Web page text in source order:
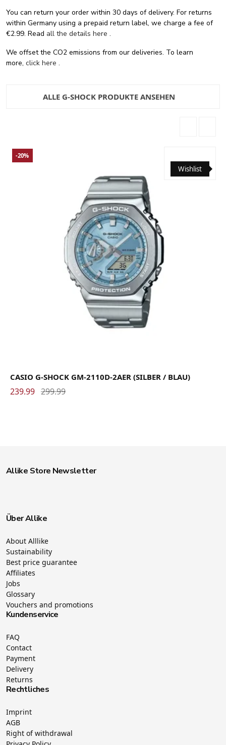
You can return your order within 30 days of delivery. For returns
within Germany using a prepaid return label, we charge a fee of
€2.99. Read all the details here .
We offset the CO2 emissions from our deliveries. To learn
more, click here .
ALLE G-SHOCK PRODUKTE ANSEHEN
Wishlist
-20%
CASIO G-SHOCK GM-2110D-2AER (SILBER / BLAU)
239.99 299.99
Allike Store Newsletter
Über Allike
About Alllike
Sustainability
Best price guarantee
Affiliates
Jobs
Glossary
Vouchers and promotions
Kundenservice
FAQ
Contact
Payment
Delivery
Returns
Rechtliches
Imprint
AGB
Right of withdrawal